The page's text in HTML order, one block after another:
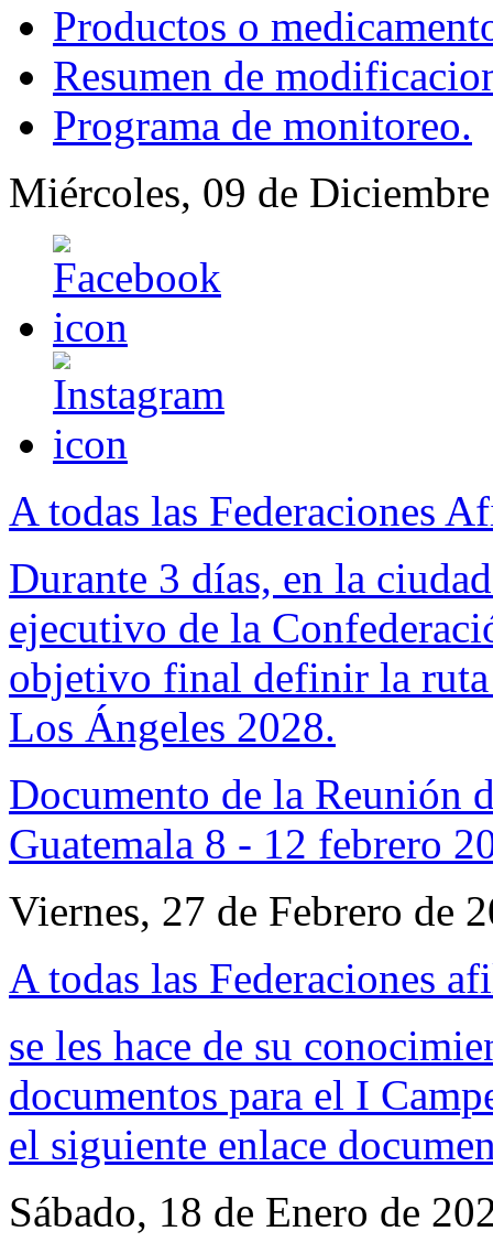
Productos o
Resumen de
Programa de monitoreo.
Miércoles, 09 de
A todas las Federaciones
Durante 3 días, en la
ejecutivo de la
objetivo final definir la ruta
Los Ángeles 2028.
Documento de la Reunión
Guatemala 8 - 12 febrero
Viernes, 27 de Febrero de
A todas las Federaciones
se les hace de su
documentos para el I
el siguiente enlace
Sábado, 18 de Enero de